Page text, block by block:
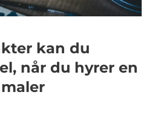
kan du
når du hyrer en